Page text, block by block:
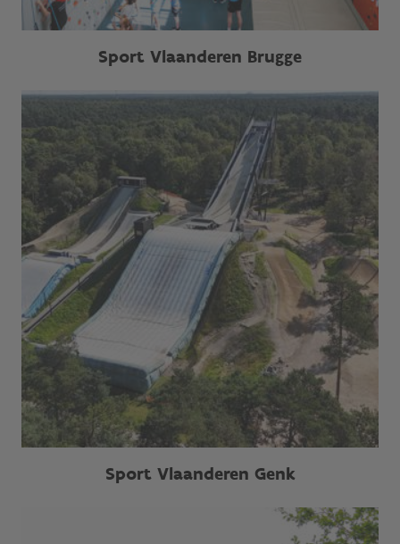
Sport Vlaanderen Brugge
Sport Vlaanderen Genk